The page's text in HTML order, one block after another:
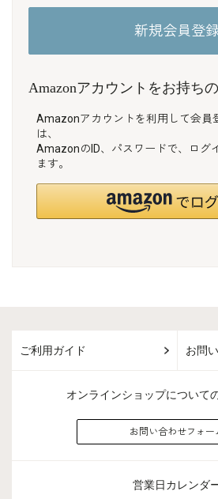
Amazonアカウントをお持ち
Amazonアカウントを利用して会員
は、
AmazonのID、パスワードで、ログ
ます。
ご利用ガイド お問
オンラインショップについて
お問い合わせフォー
営業日カレンダ